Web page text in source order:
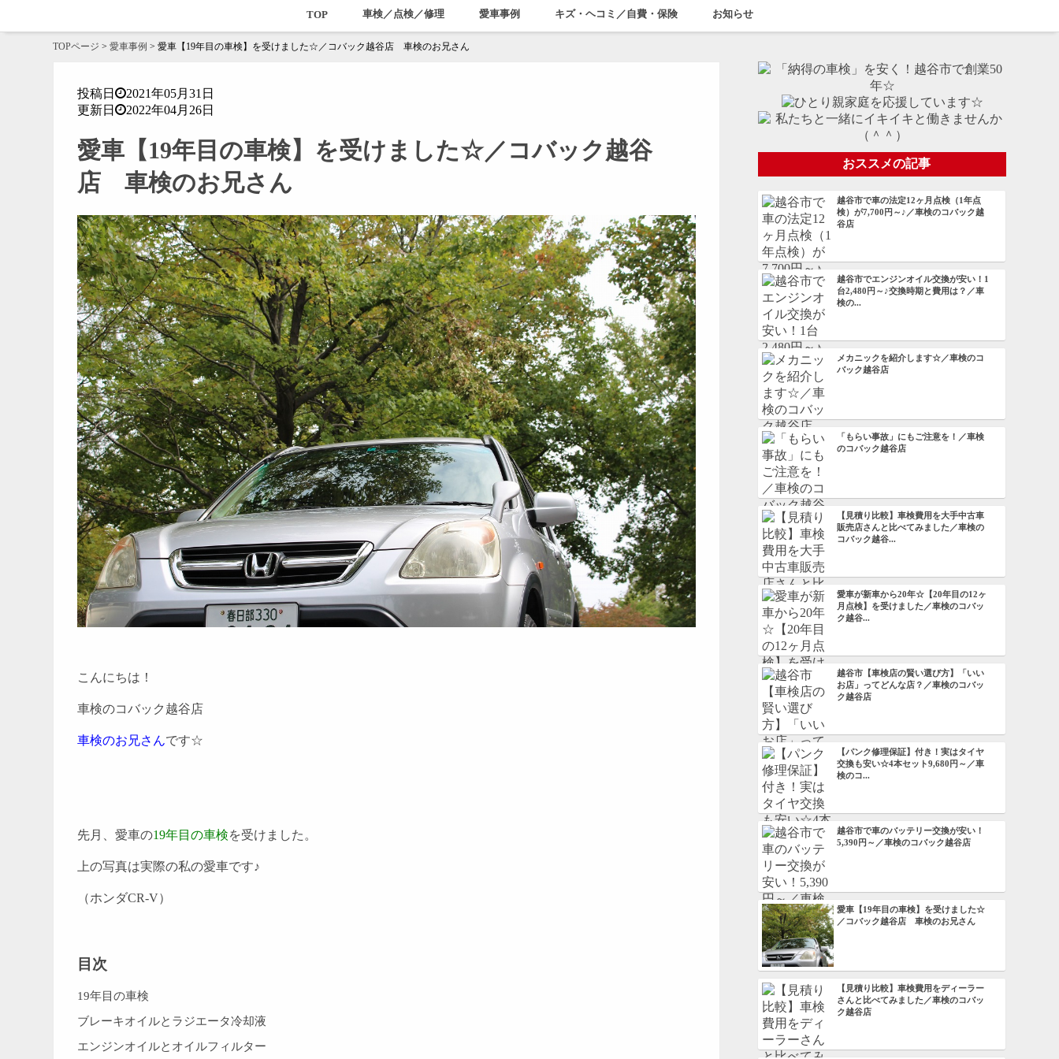
TOP 車検／点検／修理 愛車事例 キズ・ヘコミ／自費・保険 お知らせ
TOPページ >愛車事例 >愛車【19年目の車検】を受けました☆／コバック越谷店 車検のお兄さん
投稿日
2021年05月31日
更新日
2022年04月26日
愛車【19年目の車検】を受けました☆／コバック越谷
店 車検のお兄さん
こんにちは！
車検のコバック越谷店
車検のお兄さんです☆
先月、愛車の19年目の車検を受けました。
上の写真は実際の私の愛車です♪
（ホンダCR-V）
目次
19年目の車検
ブレーキオイルとラジエータ冷却液
エンジンオイルとオイルフィルター
おススメの記事
越谷市で車の法定12ヶ月点検（1年点
検）が7,700円～♪／車検のコバック越
谷店
越谷市でエンジンオイル交換が安い！1
台2,480円～♪交換時期と費用は？／車
検の...
メカニックを紹介します☆／車検のコ
バック越谷店
「もらい事故」にもご注意を！／車検
のコバック越谷店
【見積り比較】車検費用を大手中古車
販売店さんと比べてみました／車検の
コバック越谷...
愛車が新車から20年☆【20年目の12ヶ
月点検】を受けました／車検のコバッ
ク越谷...
越谷市【車検店の賢い選び方】「いい
お店」ってどんな店？／車検のコバッ
ク越谷店
【パンク修理保証】付き！実はタイヤ
交換も安い☆4本セット9,680円～／車
検のコ...
越谷市で車のバッテリー交換が安い！
5,390円～／車検のコバック越谷店
愛車【19年目の車検】を受けました☆
／コバック越谷店 車検のお兄さん
【見積り比較】車検費用をディーラー
さんと比べてみました／車検のコバッ
ク越谷店